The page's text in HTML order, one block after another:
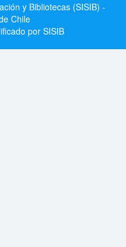
y Bibliotecas (SISIB) -
Chile
por SISIB